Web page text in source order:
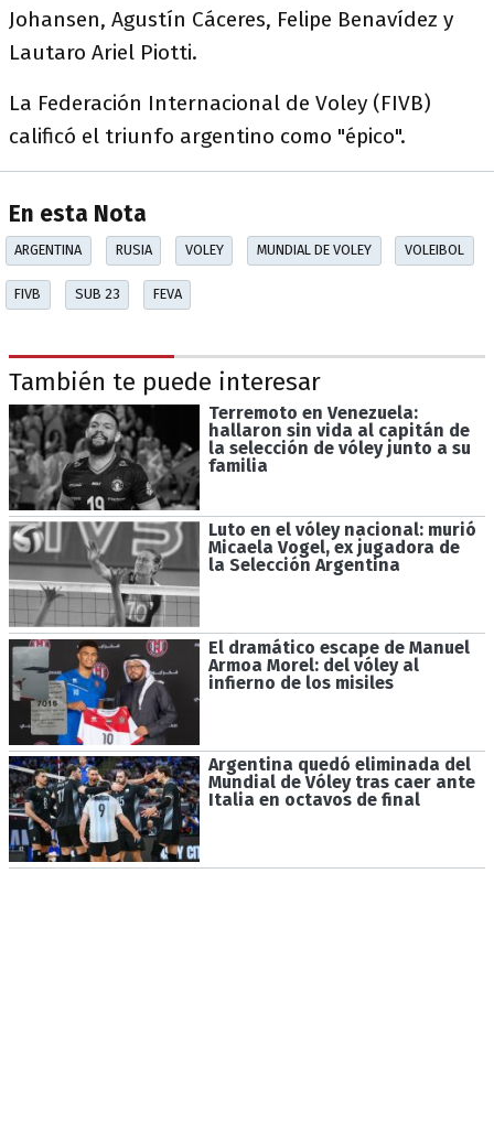
Johansen, Agustín Cáceres, Felipe Benavídez y
Lautaro Ariel Piotti.
La Federación Internacional de Voley (FIVB)
calificó el triunfo argentino como "épico".
En esta Nota
ARGENTINA RUSIA VOLEY MUNDIAL DE VOLEY VOLEIBOL
FIVB SUB 23 FEVA
También te puede interesar
Terremoto en Venezuela:
hallaron sin vida al capitán de
la selección de vóley junto a su
familia
Luto en el vóley nacional: murió
Micaela Vogel, ex jugadora de
la Selección Argentina
El dramático escape de Manuel
Armoa Morel: del vóley al
infierno de los misiles
Argentina quedó eliminada del
Mundial de Vóley tras caer ante
Italia en octavos de final